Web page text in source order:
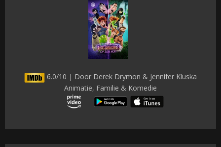
6.0/10 | Door Derek Drymon & Jennifer Kluska
Animatie, Familie & Komedie